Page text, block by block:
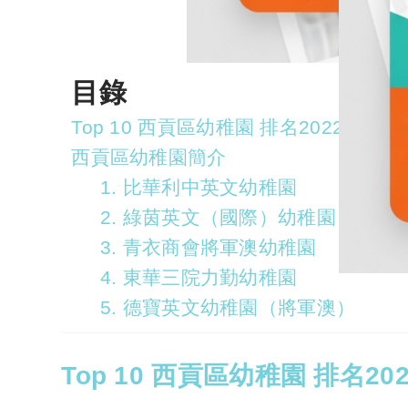
目錄
Top 10 西貢區幼稚園 排名2022
西貢區幼稚園簡介
1. 比華利中英文幼稚園
2. 綠茵英文（國際）幼稚園（將軍
3. 青衣商會將軍澳幼稚園
4. 東華三院力勤幼稚園
5. 德寶英文幼稚園（將軍澳）
Top 10 西貢區幼稚園 排名